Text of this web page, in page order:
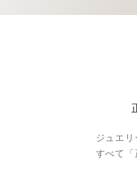
ジュエ
すべて「